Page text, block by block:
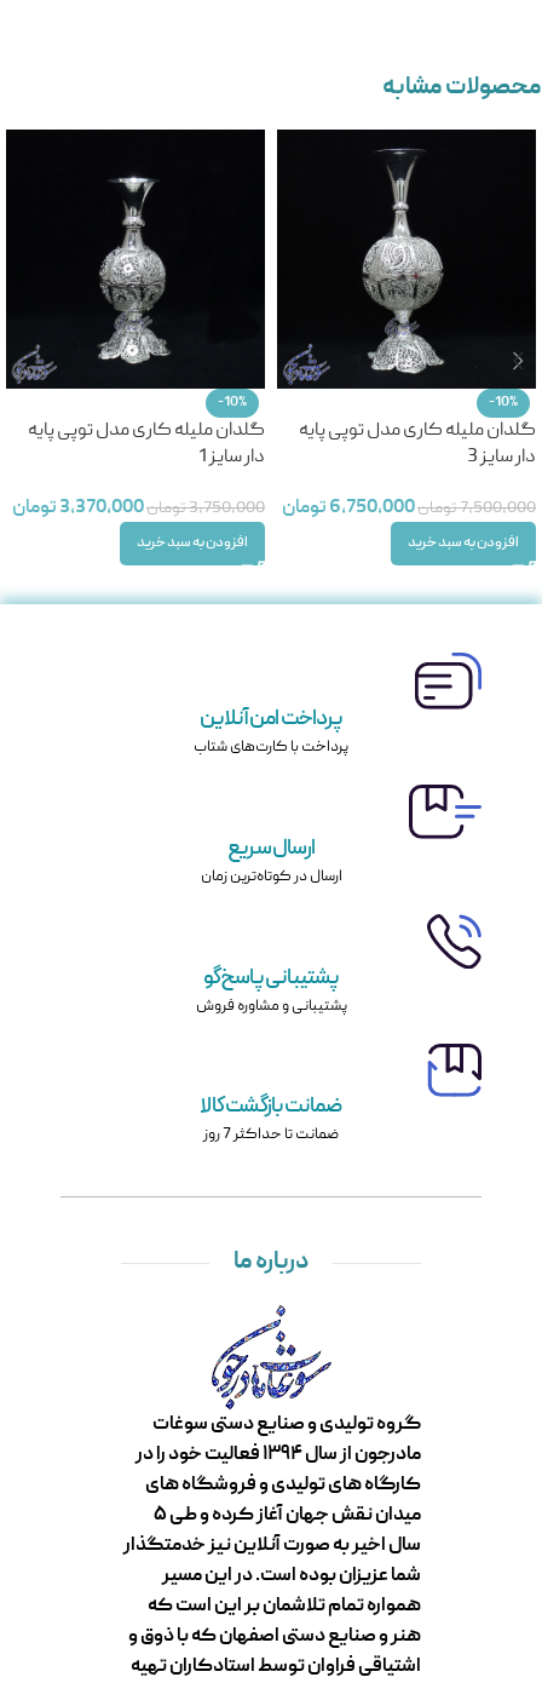
محصولات مشابه
-10%
گلدان ملیله کاری مدل توپی پایه
دار سایز 3
7,500,000تومان6,750,000تومان
افزودن به سبد خرید
-10%
گلدان ملیله کاری مدل توپی پایه
دار سایز 1
3,750,000تومان3,370,000تومان
افزودن به سبد خرید
پرداخت امن آنلاین
پرداخت با کارت‌های شتاب
ارسال سریع
ارسال در کوتاه‌ترین زمان
پشتیبانی پاسخ‌گو
پشتیبانی و مشاوره فروش
ضمانت بازگشت کالا
ضمانت تا حداکثر 7 روز
درباره ما
گروه تولیدی و صنایع دستی سوغات
مادرجون از سال ۱۳۹۴ فعالیت خود را در
کارگاه های تولیدی و فروشگاه های
میدان نقش جهان آغاز کرده و طی ۵
سال اخیر به صورت آنلاین نیز خدمتگذار
شما عزیزان بوده است. در این مسیر
همواره تمام تلاشمان بر این است که
هنر و صنایع دستی اصفهان که با ذوق و
اشتیاقی فراوان توسط استادکاران تهیه